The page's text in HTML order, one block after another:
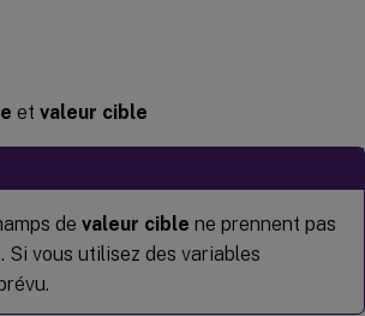
et valeur cible
de valeur cible ne prennent pas
Si vous utilisez des variables